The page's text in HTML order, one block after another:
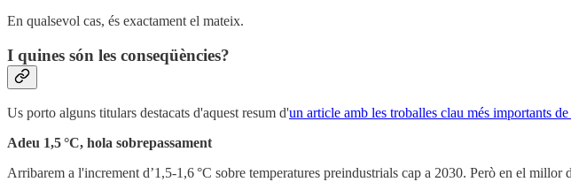
En qualsevol cas, és exactament el mateix.
I quines són les conseqüències?
Us porto alguns titulars destacats d'aquest resum d'un article amb les troballes clau més importants
Adeu 1,5 °C, hola sobrepassament
Arribarem a l'increment d’1,5-1,6 °C sobre temperatures preindustrials cap a 2030. Però en el millor